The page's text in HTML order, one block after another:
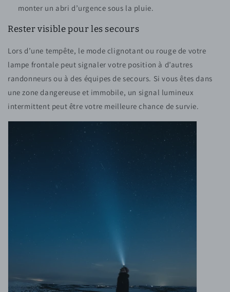
monter un abri d’urgence sous la pluie.
Rester visible pour les secours
Lors d’une tempête, le mode clignotant ou rouge de votre
lampe frontale peut signaler votre position à d’autres
randonneurs ou à des équipes de secours. Si vous êtes dans
une zone dangereuse et immobile, un signal lumineux
intermittent peut être votre meilleure chance de survie.